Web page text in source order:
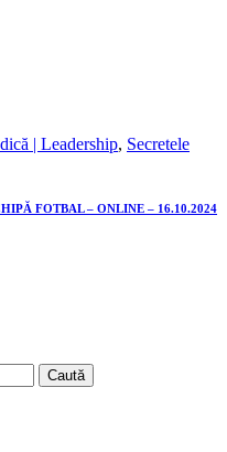
| Leadership, Secretele
FOTBAL – ONLINE – 16.10.2024